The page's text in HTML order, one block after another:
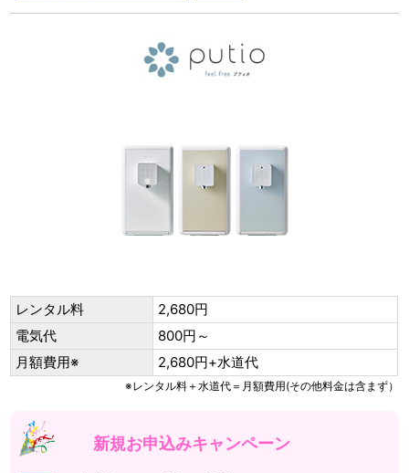
レンタル料
2,680円
電気代
800円～
月額費用※
2,680円+水道代
※レンタル料＋水道代＝月額費用(その他料金は含まず）
新規お申込みキャンペーン